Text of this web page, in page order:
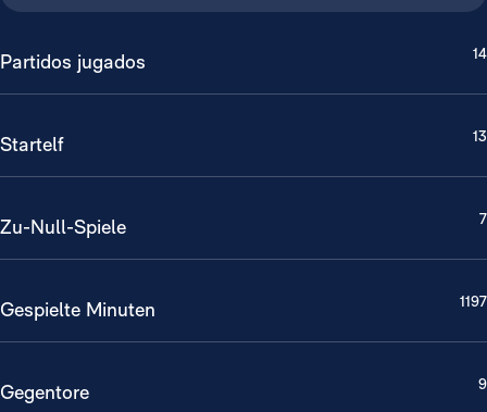
Partidos jugados 14
Startelf 13
Zu-Null-Spiele 7
Gespielte Minuten 1197
Gegentore 9